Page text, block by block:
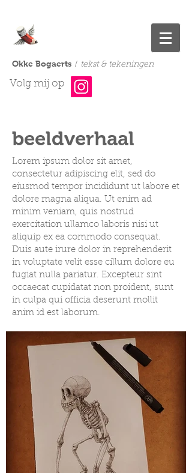
Okke Bogaerts / tekst & tekeningen
Volg mij op
beeldverhaal
Lorem ipsum dolor sit amet,
consectetur adipiscing elit, sed do
eiusmod tempor incididunt ut labore et
dolore magna aliqua. Ut enim ad
minim veniam, quis nostrud
exercitation ullamco laboris nisi ut
aliquip ex ea commodo consequat.
Duis aute irure dolor in reprehenderit
in voluptate velit esse cillum dolore eu
fugiat nulla pariatur. Excepteur sint
occaecat cupidatat non proident, sunt
in culpa qui officia deserunt mollit
anim id est laborum.